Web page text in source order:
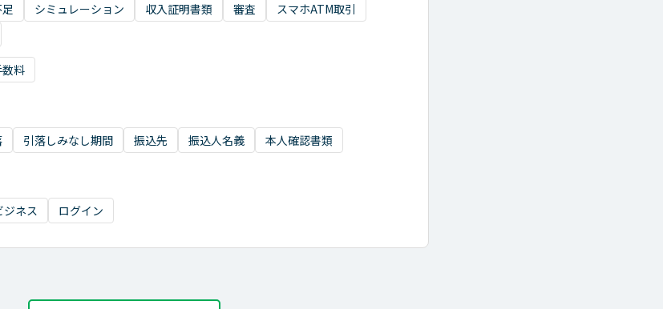
シミュレーション 収入証明書類 審査
スマホATM取引
数料
引落しみなし期間 振込先 振込人名義 本人確認書類
ジネス ログイン